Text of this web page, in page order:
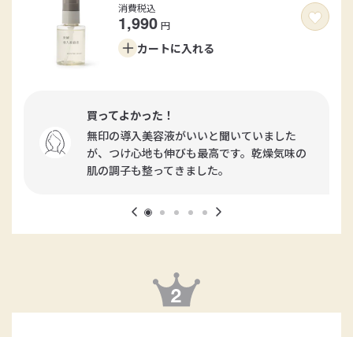
消費税込
1,990 円
カートに入れる
買ってよかった！
無印の導入美容液がいいと聞いていました
が、つけ心地も伸びも最高です。乾燥気味の
肌の調子も整ってきました。